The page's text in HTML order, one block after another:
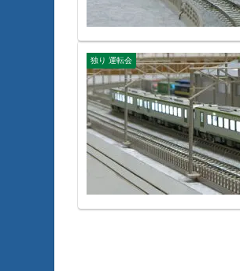
独り 運転会